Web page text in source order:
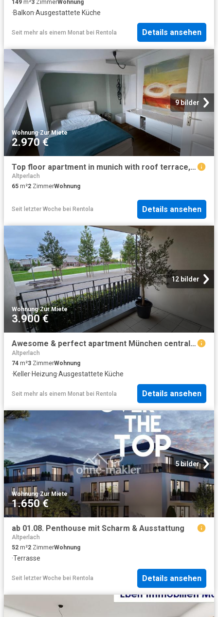
149 m²3 ZimmerWohnung
·Balkon·Ausgestattete Küche
Seit mehr als einem Monat bei Rentola Details ansehen
9 bilder
Wohnung·Zur Miete
2.970 €
Top floor apartment in munich with roof terrace, Top location at the Isar/ central location
Altperlach
65 m²2 ZimmerWohnung
Seit letzter Woche bei Rentola Details ansehen
12 bilder
Wohnung·Zur Miete
3.900 €
Awesome & perfect apartment München central and green
Altperlach
74 m²3 ZimmerWohnung
·Keller·Heizung·Ausgestattete Küche
Seit mehr als einem Monat bei Rentola Details ansehen
5 bilder
Wohnung·Zur Miete
1.650 €
ab 01.08. Penthouse mit Scharm & Ausstattung
Altperlach
52 m²2 ZimmerWohnung
·Terrasse
Seit letzter Woche bei Rentola Details ansehen